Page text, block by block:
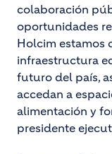
colaboración
oportunidades
Holcim estamos
infraestructura
futuro del país,
accedan a
alimentación y
presidente